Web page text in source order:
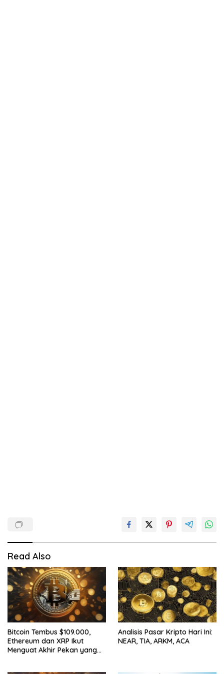
Read Also
Bitcoin Tembus $109.000,
Ethereum dan XRP Ikut
Menguat Akhir Pekan yang
Analisis Pasar Kripto Hari Ini:
NEAR, TIA, ARKM, ACA